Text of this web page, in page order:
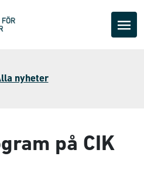
nyheter
på CIK